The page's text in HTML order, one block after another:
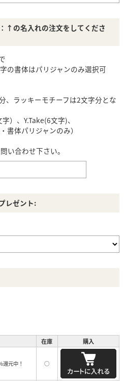
↑の名入れの注文をしてくださ
の書体はパリジャンのみ選択可
、ラッキーモチーフは2文字分とな
、Y.Take(6文字)、
書体パリジャンのみ）
い合わせ下さい。
レゼント:
在庫 購入
元中！ ○